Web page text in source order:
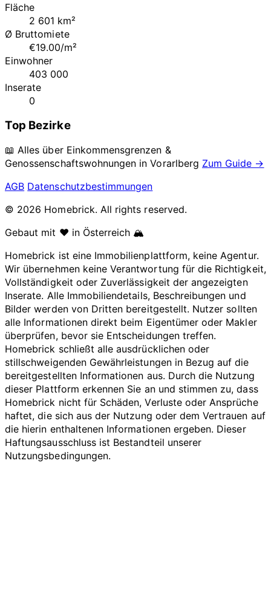
Fläche
2 601 km²
Ø Bruttomiete
€19.00/m²
Einwohner
403 000
Inserate
0
Top Bezirke
📖 Alles über Einkommensgrenzen &
Genossenschaftswohnungen inVorarlberg Zum Guide →
AGB Datenschutzbestimmungen
© 2026 Homebrick. All rights reserved.
Gebaut mit ❤️ in Österreich 🏔️
Homebrick ist eine Immobilienplattform, keine Agentur.
Wir übernehmen keine Verantwortung für die Richtigkeit,
Vollständigkeit oder Zuverlässigkeit der angezeigten
Inserate. Alle Immobiliendetails, Beschreibungen und
Bilder werden von Dritten bereitgestellt. Nutzer sollten
alle Informationen direkt beim Eigentümer oder Makler
überprüfen, bevor sie Entscheidungen treffen.
Homebrick schließt alle ausdrücklichen oder
stillschweigenden Gewährleistungen in Bezug auf die
bereitgestellten Informationen aus. Durch die Nutzung
dieser Plattform erkennen Sie an und stimmen zu, dass
Homebrick nicht für Schäden, Verluste oder Ansprüche
haftet, die sich aus der Nutzung oder dem Vertrauen auf
die hierin enthaltenen Informationen ergeben. Dieser
Haftungsausschluss ist Bestandteil unserer
Nutzungsbedingungen.